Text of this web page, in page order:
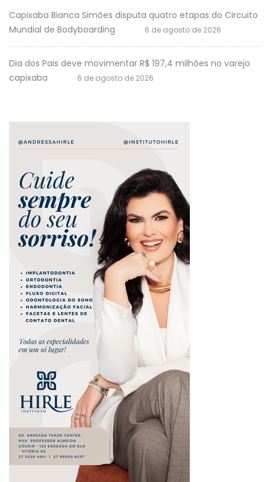
Capixaba Bianca Simões disputa quatro etapas do Circuito
Mundial de Bodyboarding
6 de agosto de 2026
Dia dos Pais deve movimentar R$ 197,4 milhões no varejo
capixaba
6 de agosto de 2026